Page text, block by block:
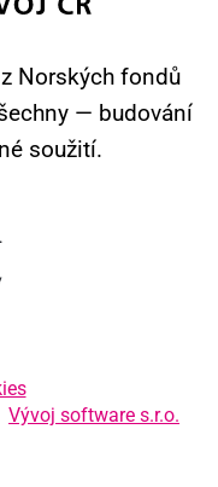
Norských fondů
— budování
soužití.
Vývoj software s.r.o.